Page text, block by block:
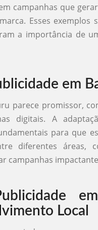
campanhas que
Esses exemplos
a importância de
em
parece promissor,
digitais. A
para que
diferentes áreas,
campanhas
Local